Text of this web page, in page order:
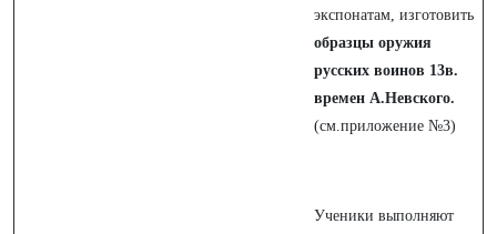
экспонатам, изготовить
образцы оружия
русских воинов 13в.
времен А.Невского.
(см.приложение №3)
Ученики выполняют